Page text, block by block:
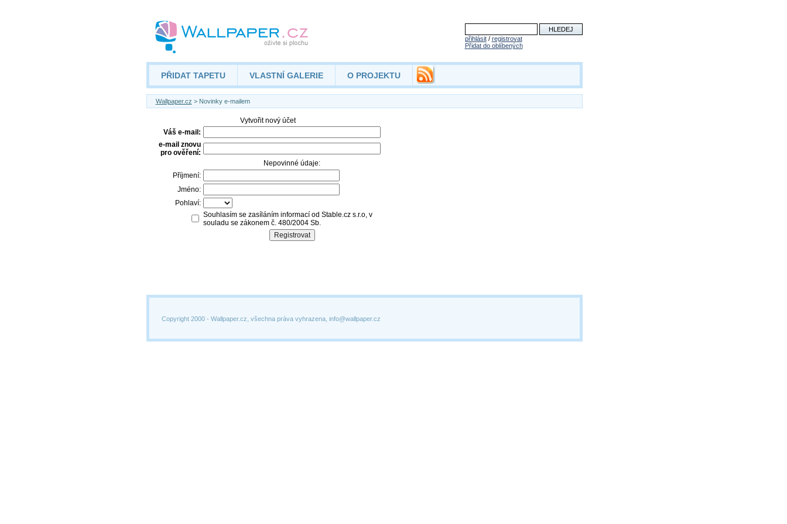
přihlásit/ registrovat
Přidat do oblíbených
PŘIDAT TAPETU VLASTNÍ GALERIE O PROJEKTU
Wallpaper.cz > Novinky e-mailem
Copyright 2000 - Wallpaper.cz, všechna práva vyhrazena, info@wallpaper.cz